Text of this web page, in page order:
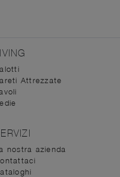
Attrezzate
nostra azienda